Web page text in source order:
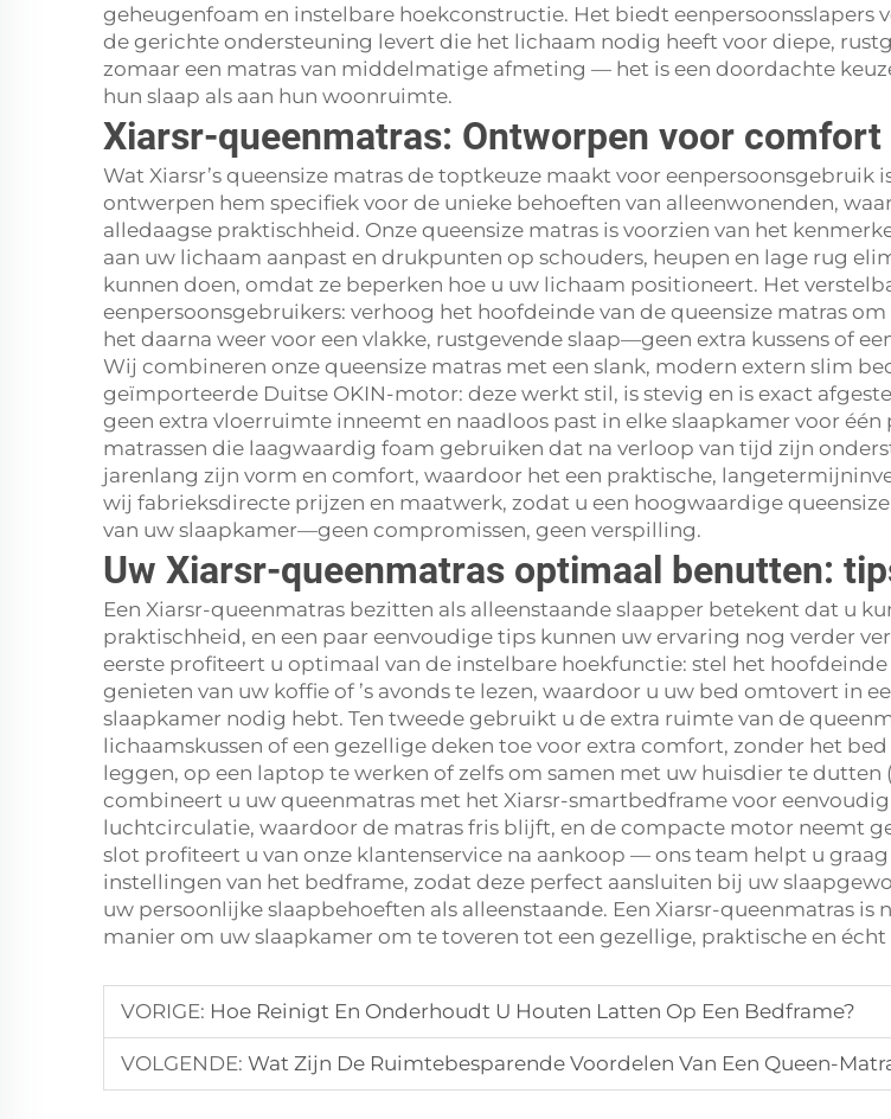
geheugenfoam en instelbare hoekconstructie. Het biedt
de gerichte ondersteuning levert die het lichaam nodig heeft voor diepe,
zomaar een matras van middelmatige afmeting — het is een doordachte
hun slaap als aan hun woonruimte.
Xiarsr-queenmatras: Ontworpen voor
Wat Xiarsr’s queensize matras de toptkeuze maakt voor
ontwerpen hem specifiek voor de unieke behoeften van alleenwonenden,
alledaagse praktischheid. Onze queensize matras is voorzien van het
aan uw lichaam aanpast en drukpunten op schouders, heupen en lage rug
kunnen doen, omdat ze beperken hoe u uw lichaam positioneert. Het
eenpersoonsgebruikers: verhoog het hoofdeinde van de queensize matras
het daarna weer voor een vlakke, rustgevende slaap—geen extra kussens of
Wij combineren onze queensize matras met een slank, modern extern slim
geïmporteerde Duitse OKIN-motor: deze werkt stil, is stevig en is exact
geen extra vloerruimte inneemt en naadloos past in elke slaapkamer voor
matrassen die laagwaardig foam gebruiken dat na verloop van tijd zijn
jarenlang zijn vorm en comfort, waardoor het een praktische,
wij fabrieksdirecte prijzen en maatwerk, zodat u een hoogwaardige
van uw slaapkamer—geen compromissen, geen verspilling.
Uw Xiarsr-queenmatras optimaal benutten:
Een Xiarsr-queenmatras bezitten als alleenstaande slaapper betekent dat u
praktischheid, en een paar eenvoudige tips kunnen uw ervaring nog verder
eerste profiteert u optimaal van de instelbare hoekfunctie: stel het
genieten van uw koffie of ’s avonds te lezen, waardoor u uw bed omtovert
slaapkamer nodig hebt. Ten tweede gebruikt u de extra ruimte van de
lichaamskussen of een gezellige deken toe voor extra comfort, zonder het
leggen, op een laptop te werken of zelfs om samen met uw huisdier te dutten
combineert u uw queenmatras met het Xiarsr-smartbedframe voor
luchtcirculatie, waardoor de matras fris blijft, en de compacte motor neemt
slot profiteert u van onze klantenservice na aankoop — ons team helpt u
instellingen van het bedframe, zodat deze perfect aansluiten bij uw
uw persoonlijke slaapbehoeften als alleenstaande. Een Xiarsr-queenmatras
manier om uw slaapkamer om te toveren tot een gezellige, praktische en
VORIGE: Hoe Reinigt En Onderhoudt U Houten Latten Op Een Bedframe?
VOLGENDE: Wat Zijn De Ruimtebesparende Voordelen Van Een Queen-